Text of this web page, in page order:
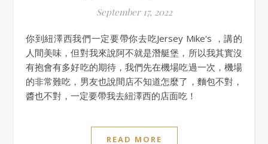
September 17, 2022
你到紐澤西我們一定要帶你去吃Jersey Mike's ，講的
人間美味，但對我來說阿不就是潛艇堡，所以我其實沒
有抱會有多好吃的期待，我們先在機場吃過一次，機場
的非常難吃，男友也說間店不知道怎麼了，麵包不對，
醬也不對，一定要帶我去紐澤西的店面吃！
READ MORE